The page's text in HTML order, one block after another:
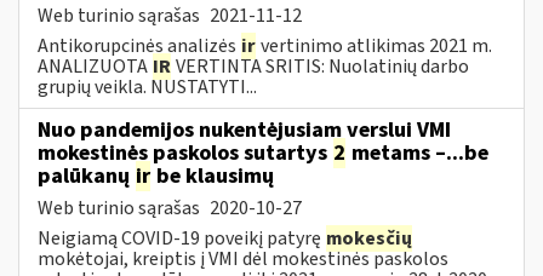
Web turinio sąrašas 2021-11-12
Antikorupcinės analizės irvertinimo atlikimas 2021 m.
ANALIZUOTA IRVERTINTA SRITIS: Nuolatinių darbo
grupių veikla. NUSTATYTI...
Nuo pandemijos nukentėjusiam verslui VMI
mokestinės paskolos sutartys 2 metams –...be
palūkanų ir be klausimų
Web turinio sąrašas 2020-10-27
Neigiamą COVID-19 poveikį patyrę mokesčių
mokėtojai, kreiptis į VMI dėl mokestinės paskolos